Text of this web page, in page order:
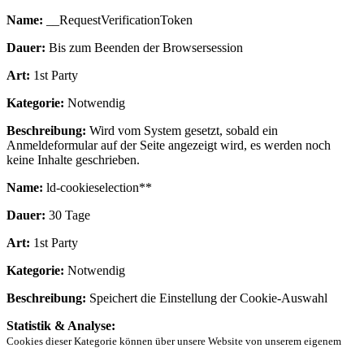
Name: __RequestVerificationToken
Dauer: Bis zum Beenden der Browsersession
Art: 1st Party
Kategorie: Notwendig
Beschreibung: Wird vom System gesetzt, sobald ein
Anmeldeformular auf der Seite angezeigt wird, es werden noch
keine Inhalte geschrieben.
Name: ld-cookieselection**
Dauer: 30 Tage
Art: 1st Party
Kategorie: Notwendig
Beschreibung: Speichert die Einstellung der Cookie-Auswahl
Statistik & Analyse:
Cookies dieser Kategorie können über unsere Website von unserem eigenem